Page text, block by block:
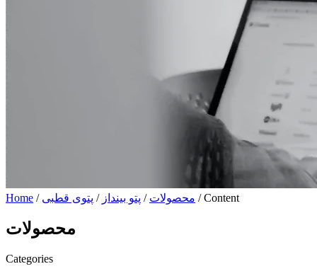
Home / محصولات / پتو بینداز / پتوی قطبی / Content
محصولات
Categories